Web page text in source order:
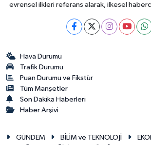
evrensel ilkleri referans alarak, ilkesel
Hava Durumu
Trafik Durumu
Puan Durumu ve Fikstür
Tüm Manşetler
Son Dakika Haberleri
Haber Arşivi
GÜNDEM BİLİM ve TEKNOLOJİ